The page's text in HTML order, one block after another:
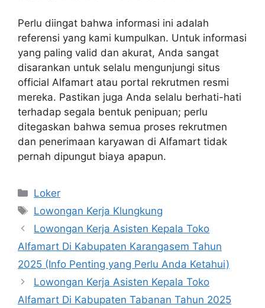
Perlu diingat bahwa informasi ini adalah
referensi yang kami kumpulkan. Untuk informasi
yang paling valid dan akurat, Anda sangat
disarankan untuk selalu mengunjungi situs
official Alfamart atau portal rekrutmen resmi
mereka. Pastikan juga Anda selalu berhati-hati
terhadap segala bentuk penipuan; perlu
ditegaskan bahwa semua proses rekrutmen
dan penerimaan karyawan di Alfamart tidak
pernah dipungut biaya apapun.
Kategori
Loker
Tag
Lowongan Kerja Klungkung
Lowongan Kerja Asisten Kepala Toko
Alfamart Di Kabupaten Karangasem Tahun
2025 (Info Penting yang Perlu Anda Ketahui)
Lowongan Kerja Asisten Kepala Toko
Alfamart Di Kabupaten Tabanan Tahun 2025